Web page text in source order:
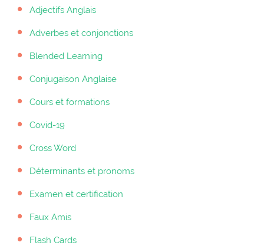
Adjectifs Anglais
Adverbes et conjonctions
Blended Learning
Conjugaison Anglaise
Cours et formations
Covid-19
Cross Word
Déterminants et pronoms
Examen et certification
Faux Amis
Flash Cards